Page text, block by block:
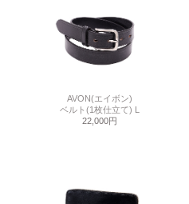
AVON(エイボン)
ベルト(1枚仕立て) L
22,000円